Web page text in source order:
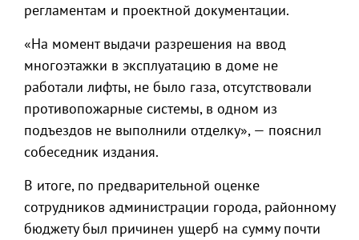
регламентам и проектной документации.
«На момент выдачи разрешения на ввод
многоэтажки в эксплуатацию в доме не
работали лифты, не было газа, отсутствовали
противопожарные системы, в одном из
подъездов не выполнили отделку», — пояснил
собеседник издания.
В итоге, по предварительной оценке
сотрудников администрации города, районному
бюджету был причинен ущерб на сумму почти